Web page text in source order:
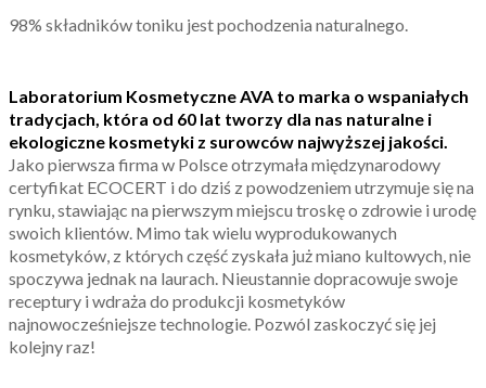
98% składników toniku jest pochodzenia naturalnego.
Laboratorium Kosmetyczne AVA to marka o wspaniałych
tradycjach, która od 60 lat tworzy dla nas naturalne i
ekologiczne kosmetyki z surowców najwyższej jakości.
Jako pierwsza firma w Polsce otrzymała międzynarodowy
certyfikat ECOCERT i do dziś z powodzeniem utrzymuje się na
rynku, stawiając na pierwszym miejscu troskę o zdrowie i urodę
swoich klientów. Mimo tak wielu wyprodukowanych
kosmetyków, z których część zyskała już miano kultowych, nie
spoczywa jednak na laurach. Nieustannie dopracowuje swoje
receptury i wdraża do produkcji kosmetyków
najnowocześniejsze technologie. Pozwól zaskoczyć się jej
kolejny raz!